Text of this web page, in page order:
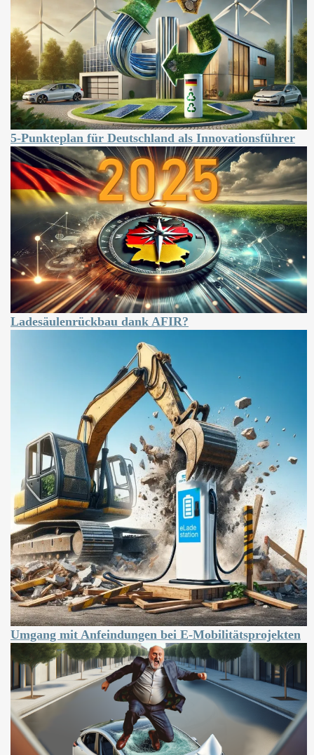
5-Punkteplan für Deutschland als Innovationsführer
Ladesäulenrückbau dank AFIR?
Umgang mit Anfeindungen bei E-Mobilitätsprojekten